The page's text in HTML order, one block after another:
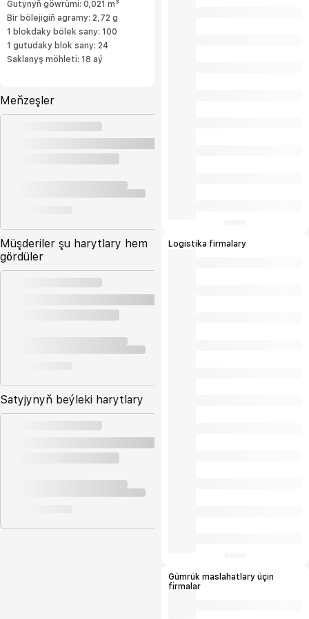
Gutynyň göwrümi: 0,021 m³
Bir bölejigiň agramy: 2,72 g
1 blokdaky bölek sany: 100
1 gutudaky blok sany: 24
Saklanyş möhleti: 18 aý
Meňzeşler
Müşderiler şu harytlary hem
gördüler
Satyjynyň beýleki harytlary
Logistika firmalary
Gümrük maslahatlary üçin
firmalar